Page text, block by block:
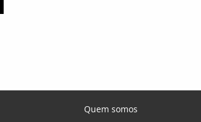
Quem somos